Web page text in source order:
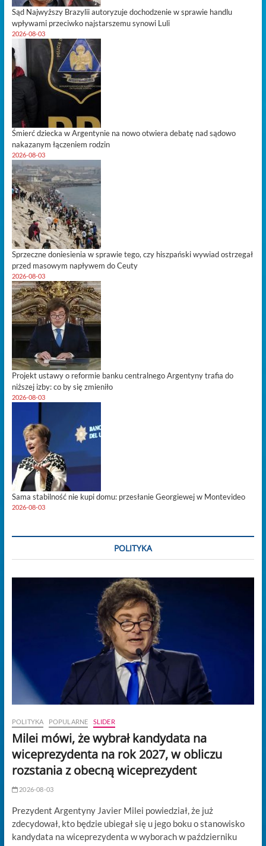
Sąd Najwyższy Brazylii autoryzuje dochodzenie w sprawie handlu
wpływami przeciwko najstarszemu synowi Luli
2026-08-03
Śmierć dziecka w Argentynie na nowo otwiera debatę nad sądowo
nakazanym łączeniem rodzin
2026-08-03
Sprzeczne doniesienia w sprawie tego, czy hiszpański wywiad ostrzegał
przed masowym napływem do Ceuty
2026-08-03
Projekt ustawy o reformie banku centralnego Argentyny trafia do
niższej izby: co by się zmieniło
2026-08-03
Sama stabilność nie kupi domu: przesłanie Georgiewej w Montevideo
2026-08-03
POLITYKA
POLITYKA POPULARNE SLIDER
Milei mówi, że wybrał kandydata na
wiceprezydenta na rok 2027, w obliczu
rozstania z obecną wiceprezydent
2026-08-03
Prezydent Argentyny Javier Milei powiedział, że już
zdecydował, kto będzie ubiegał się u jego boku o stanowisko
kandydata na wiceprezydenta w wyborach w październiku